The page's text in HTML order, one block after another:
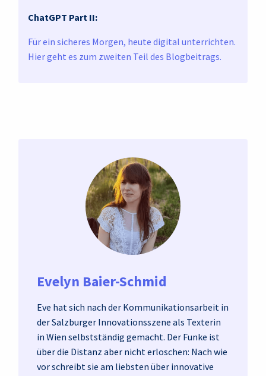
ChatGPT Part II:
Für ein sicheres Morgen, heute digital unterrichten.
Hier geht es zum zweiten Teil des Blogbeitrags.
Evelyn Baier-Schmid
Eve hat sich nach der Kommunikationsarbeit in
der Salzburger Innovationsszene als Texterin
in Wien selbstständig gemacht. Der Funke ist
über die Distanz aber nicht erloschen: Nach wie
vor schreibt sie am liebsten über innovative